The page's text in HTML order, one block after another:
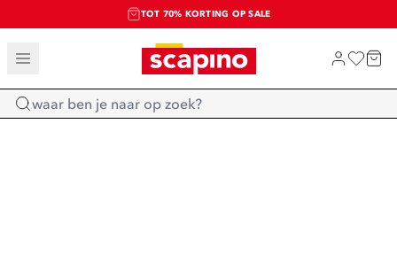
TOT 70% KORTING OP SALE
SALE: LAATSTE KANS!
SHOP NIEUW
Home